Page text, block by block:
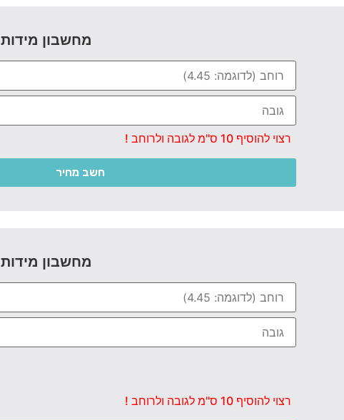
מחשבון מידות
רצוי להוסיף 10 ס"מ לגובה ולרוחב !
חשב מחיר
מחשבון מידות
רצוי להוסיף 10 ס"מ לגובה ולרוחב !